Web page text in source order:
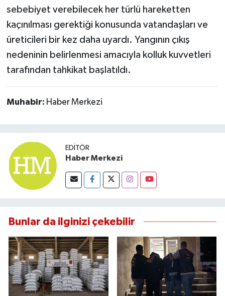
sebebiyet verebilecek her türlü hareketten
kaçınılması gerektiği konusunda vatandaşları ve
üreticileri bir kez daha uyardı. Yangının çıkış
nedeninin belirlenmesi amacıyla kolluk kuvvetleri
tarafından tahkikat başlatıldı.
Muhabir: Haber Merkezi
EDITÖR
Haber Merkezi
Bunlar da ilginizi çekebilir